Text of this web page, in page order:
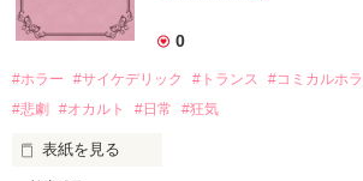
人称が混在致します。一応三人称で書かれ
◆マークを付けてありますが、苦手な方は
0
#ホラー #サイケデリック #トランス #コミカルホ
#悲劇
#オカルト #日常 #狂気
表紙を見る